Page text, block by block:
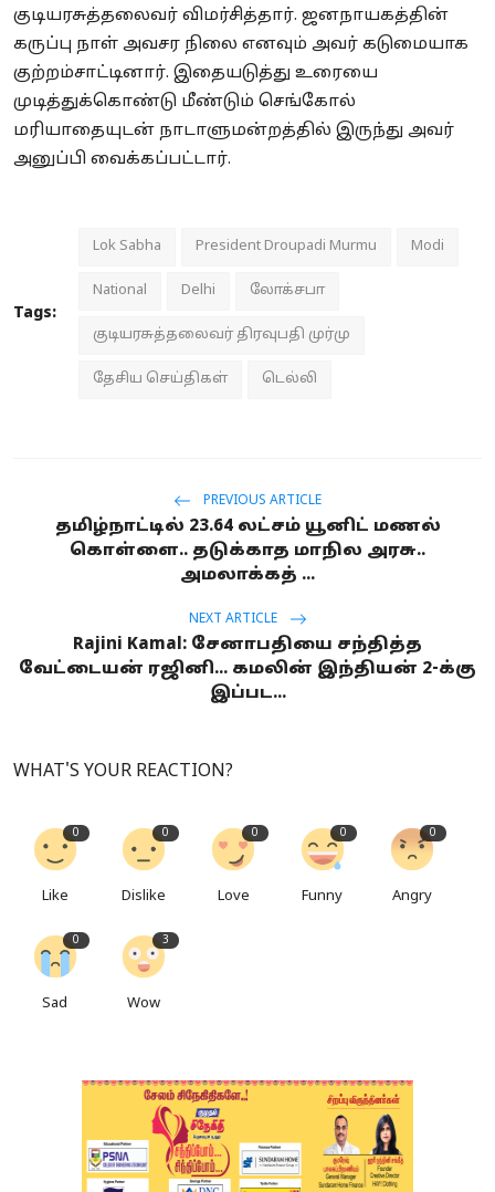
குடியரசுத்தலைவர் விமர்சித்தார். ஜனநாயகத்தின்
கருப்பு நாள் அவசர நிலை எனவும் அவர் கடுமையாக
குற்றம்சாட்டினார். இதையடுத்து உரையை
முடித்துக்கொண்டு மீண்டும் செங்கோல்
மரியாதையுடன் நாடாளுமன்றத்தில் இருந்து அவர்
அனுப்பி வைக்கப்பட்டார்.
Tags:
Lok Sabha President Droupadi Murmu Modi
National Delhi லோக்சபா
குடியரசுத்தலைவர் திரவுபதி முர்மு
தேசிய செய்திகள் டெல்லி
PREVIOUS ARTICLE
தமிழ்நாட்டில் 23.64 லட்சம் யூனிட் மணல்
கொள்ளை.. தடுக்காத மாநில அரசு..
அமலாக்கத் ...
NEXT ARTICLE
Rajini Kamal: சேனாபதியை சந்தித்த
வேட்டையன் ரஜினி... கமலின் இந்தியன் 2-க்கு
இப்பட...
WHAT'S YOUR REACTION?
0
Like
0
Dislike
0
Love
0
Funny
0
Angry
0
Sad
3
Wow